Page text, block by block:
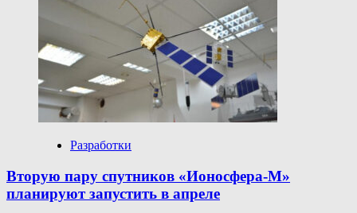
Разработки
Вторую пару спутников «Ионосфера-М»
планируют запустить в апреле